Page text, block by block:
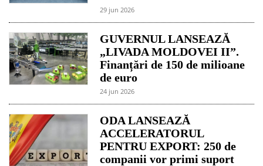
29 jun 2026
GUVERNUL LANSEAZĂ
„LIVADA MOLDOVEI II”.
Finanțări de 150 de milioane
de euro
24 jun 2026
ODA LANSEAZĂ
ACCELERATORUL
PENTRU EXPORT: 250 de
companii vor primi suport